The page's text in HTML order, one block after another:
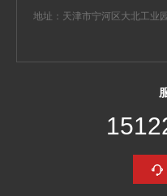
地址：天津市宁河区大北工业